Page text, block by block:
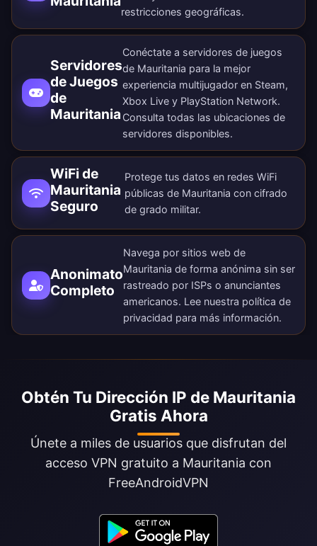
restricciones geográficas.
Servidores
de Juegos
de
Mauritania
Conéctate a servidores de juegos
de Mauritania para la mejor
experiencia multijugador en Steam,
Xbox Live y PlayStation Network.
Consulta todas las ubicaciones de
servidores disponibles.
WiFi de
Mauritania
Seguro
Protege tus datos en redes WiFi
públicas de Mauritania con cifrado
de grado militar.
Anonimato
Completo
Navega por sitios web de
Mauritania de forma anónima sin ser
rastreado por ISPs o anunciantes
americanos. Lee nuestra política de
privacidad para más información.
Obtén Tu Dirección IP de Mauritania
Gratis Ahora
Únete a miles de usuarios que disfrutan del
acceso VPN gratuito a Mauritania con
FreeAndroidVPN